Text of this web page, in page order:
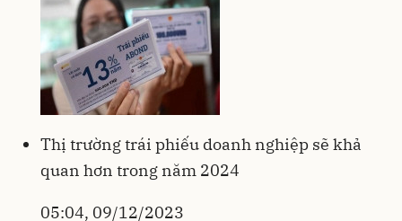
Thị trường trái phiếu doanh nghiệp sẽ khả
quan hơn trong năm 2024
05:04, 09/12/2023